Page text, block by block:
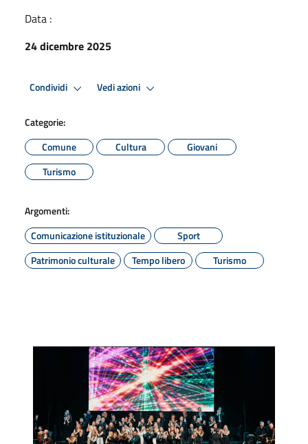
Data :
24 dicembre 2025
Condividi Vedi azioni
Categorie:
Comune
Cultura
Giovani
Turismo
Argomenti:
Comunicazione istituzionale
Sport
Patrimonio culturale
Tempo libero Turismo